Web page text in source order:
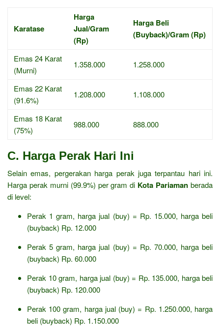
Karatase
Harga
Jual/Gram
(Rp)
Harga Beli
(Buyback)/Gram (Rp)
Emas 24 Karat
(Murni)
1.358.000 1.258.000
Emas 22 Karat
(91.6%)
1.208.000 1.108.000
Emas 18 Karat
(75%)
988.000 888.000
C. Harga Perak Hari Ini
Selain emas, pergerakan harga perak juga terpantau hari ini.
Harga perak murni (99.9%) per gram di Kota Pariaman berada
di level:
Perak 1 gram, harga jual (buy) = Rp. 15.000, harga beli
(buyback) Rp. 12.000
Perak 5 gram, harga jual (buy) = Rp. 70.000, harga beli
(buyback) Rp. 60.000
Perak 10 gram, harga jual (buy) = Rp. 135.000, harga beli
(buyback) Rp. 120.000
Perak 100 gram, harga jual (buy) = Rp. 1.250.000, harga
beli (buyback) Rp. 1.150.000